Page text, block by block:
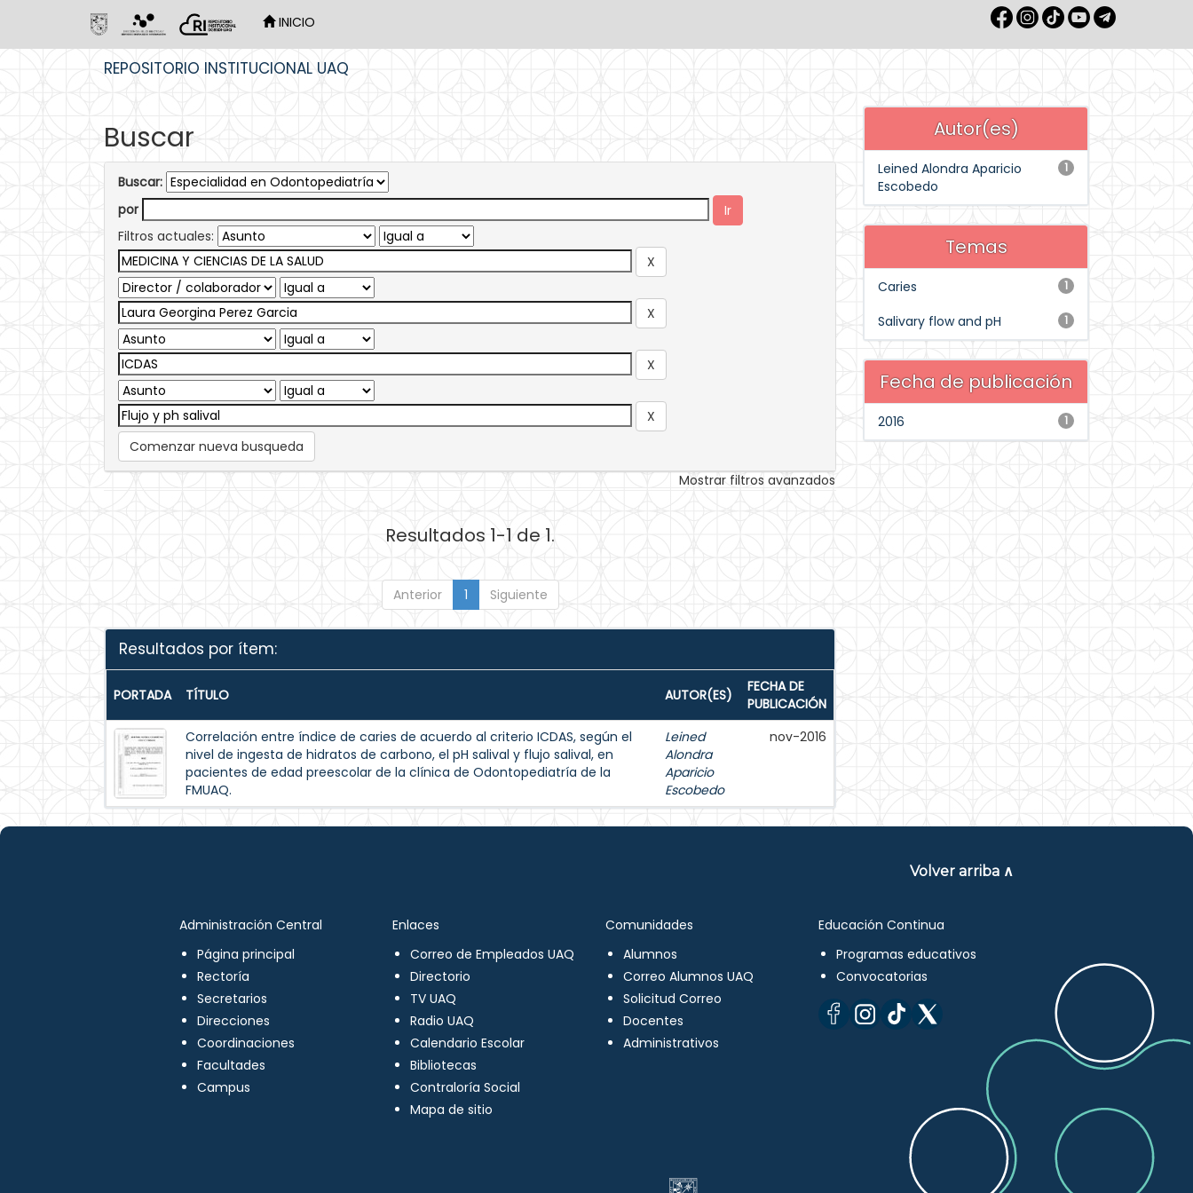
INICIO
REPOSITORIO INSTITUCIONAL UAQ
Buscar
Buscar:
por
Filtros actuales:
Comenzar nueva busqueda
Mostrar filtros avanzados
Resultados 1-1 de 1.
Anterior 1 Siguiente
Resultados por ítem:
PORTADA TÍTULO AUTOR(ES)
FECHA DE
PUBLICACIÓN
Correlación entre índice de caries de acuerdo al criterio ICDAS, según el
nivel de ingesta de hidratos de carbono, el pH salival y flujo salival, en
pacientes de edad preescolar de la clínica de Odontopediatría de la
FMUAQ.
Leined
Alondra
Aparicio
Escobedo
nov-2016
Autor(es)
1
Leined Alondra Aparicio
Escobedo
Temas
1
Caries
1
Salivary flow and pH
Fecha de publicación
1
2016
Volver arriba ∧
Administración Central
Página principal
Rectoría
Secretarios
Direcciones
Coordinaciones
Facultades
Campus
Enlaces
Correo de Empleados UAQ
Directorio
TV UAQ
Radio UAQ
Calendario Escolar
Bibliotecas
Contraloría Social
Mapa de sitio
Comunidades
Alumnos
Correo Alumnos UAQ
Solicitud Correo
Docentes
Administrativos
Educación Continua
Programas educativos
Convocatorias